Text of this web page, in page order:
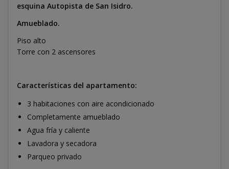
esquina Autopista de San Isidro.
Amueblado.
Piso alto
Torre con 2 ascensores
Características del apartamento:
3 habitaciones con aire acondicionado
Completamente amueblado
Agua fría y caliente
Lavadora y secadora
Parqueo privado